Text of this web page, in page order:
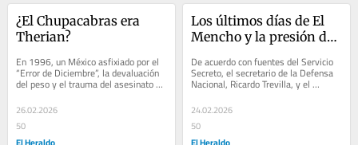
¿El Chupacabras era
Therian?
En 1996, un México asfixiado por el
“Error de Diciembre”, la devaluación
del peso y el trauma del asesinato
de Luis Donaldo Colosio, encontró...
26.02.2026
50
Los últimos días de El
Mencho y la presión de
De acuerdo con fuentes del Servicio
Secreto, el secretario de la Defensa
Nacional, Ricardo Trevilla, y el
secretario de Marina, Raymundo
Morales,...
24.02.2026
50